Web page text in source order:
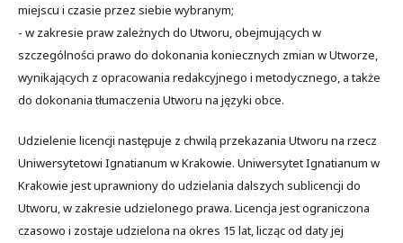
miejscu i czasie przez siebie wybranym;
- w zakresie praw zależnych do Utworu, obejmujących w
szczególności prawo do dokonania koniecznych zmian w Utworze,
wynikających z opracowania redakcyjnego i metodycznego, a także
do dokonania tłumaczenia Utworu na języki obce.
Udzielenie licencji następuje z chwilą przekazania Utworu na rzecz
Uniwersytetowi Ignatianum w Krakowie. Uniwersytet Ignatianum w
Krakowie jest uprawniony do udzielania dalszych sublicencji do
Utworu, w zakresie udzielonego prawa. Licencja jest ograniczona
czasowo i zostaje udzielona na okres 15 lat, licząc od daty jej